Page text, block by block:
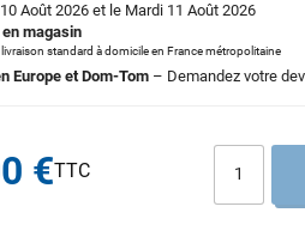
Août 2026 et le Mardi 11 Août 2026
magasin
standard à domicile en France métropolitaine
Europe et Dom-Tom – Demandez votre
€